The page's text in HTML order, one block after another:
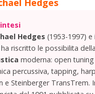
Hedges
Hedges (1953-1997)
riscritto le possibilita della
moderna: open
percussiva, tapping,
e Steinberger TransTrem.